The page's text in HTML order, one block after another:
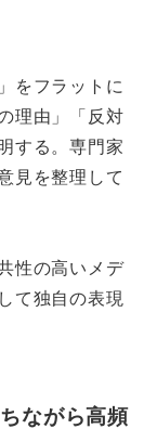
をフラットに
理由」「反対
する。専門家
見を整理して
性の高いメデ
て独自の表現
ながら高頻